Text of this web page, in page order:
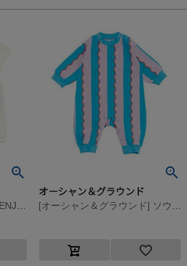
オーシャン＆グラウンド